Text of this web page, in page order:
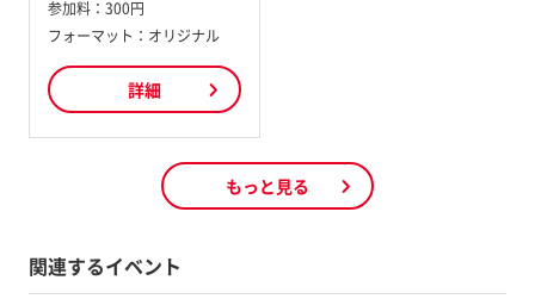
参加料： 300円
フォーマット：オリジナル
詳細
もっと見る
関連するイベント